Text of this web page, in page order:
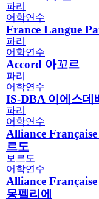
파리
어학연수
France Langue
파리
어학연수
Accord 아꼬르
파리
어학연수
IS-DBA 이에스데
파리
어학연수
Alliance
르도
보르도
어학연수
Alliance
몽펠리에